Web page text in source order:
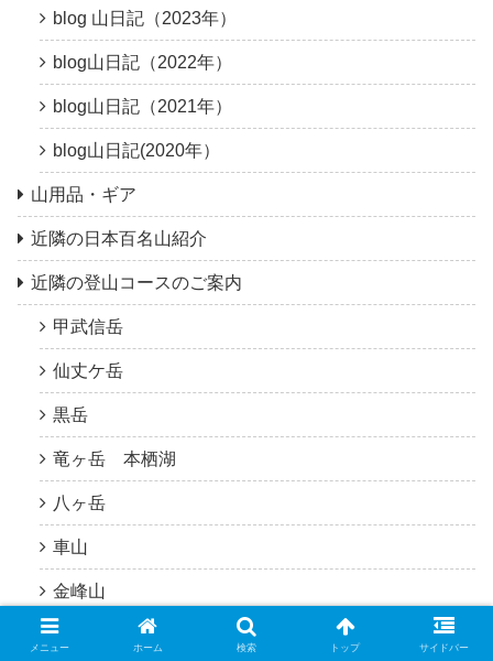
blog 山日記（2023年）
blog山日記（2022年）
blog山日記（2021年）
blog山日記(2020年）
山用品・ギア
近隣の日本百名山紹介
近隣の登山コースのご案内
甲武信岳
仙丈ケ岳
黒岳
竜ヶ岳 本栖湖
八ヶ岳
車山
金峰山
金峰山 五丈岩
メニュー ホーム 検索 トップ サイドバー